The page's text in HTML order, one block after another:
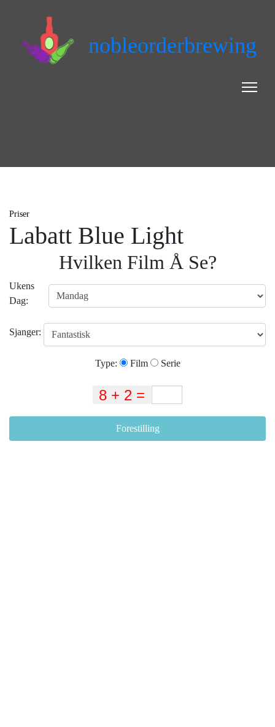
nobleorderbrewing
Priser
Labatt Blue Light
Hvilken Film Å Se?
Ukens
Dag:
Sjanger:
Type: Film Serie
Forestilling